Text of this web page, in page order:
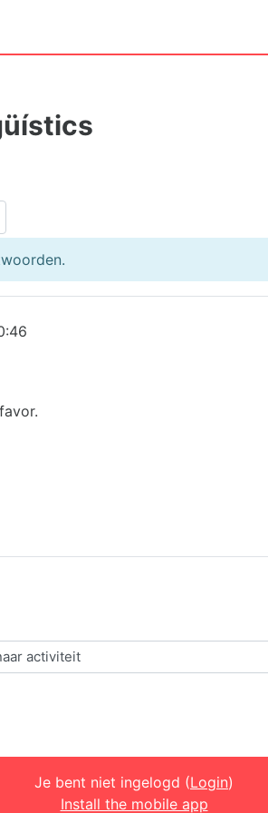
activiteit
Je bent niet ingelogd (Login)
Install the mobile app